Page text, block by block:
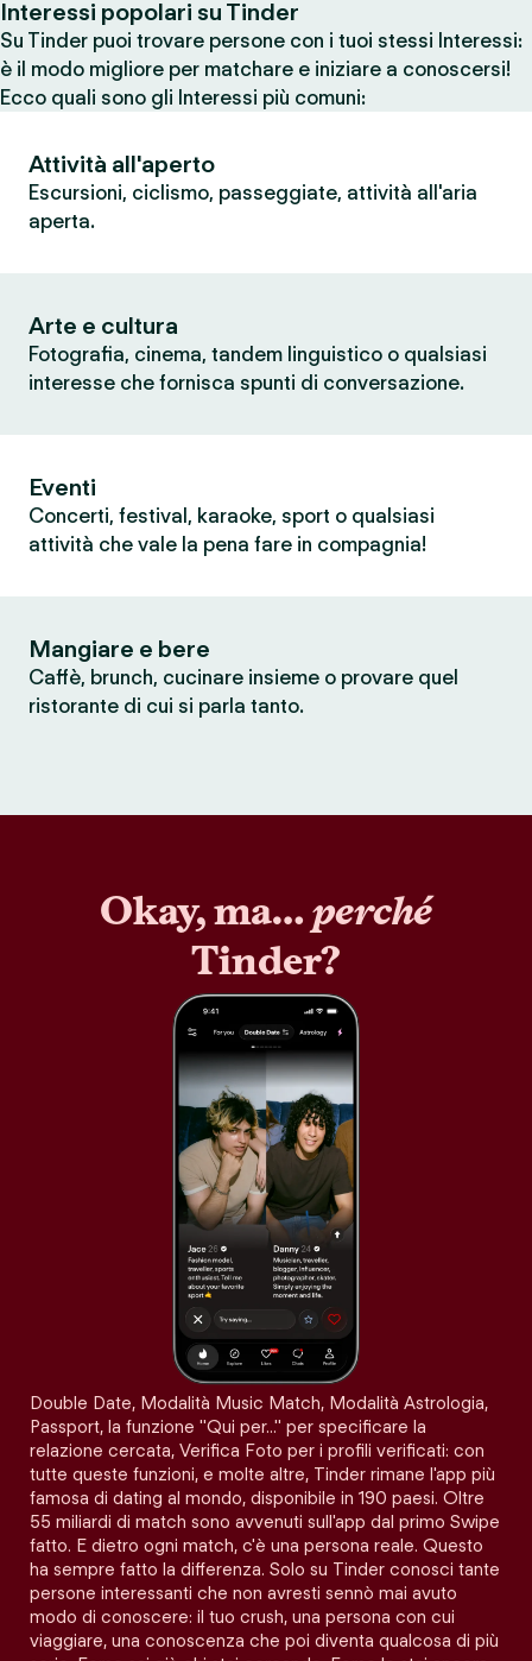
Interessi popolari su Tinder
Su Tinder puoi trovare persone con i tuoi stessi Interessi:
è il modo migliore per matchare e iniziare a conoscersi!
Ecco quali sono gli Interessi più comuni:
Attività all'aperto
Escursioni, ciclismo, passeggiate, attività all'aria
aperta.
Arte e cultura
Fotografia, cinema, tandem linguistico o qualsiasi
interesse che fornisca spunti di conversazione.
Eventi
Concerti, festival, karaoke, sport o qualsiasi
attività che vale la pena fare in compagnia!
Mangiare e bere
Caffè, brunch, cucinare insieme o provare quel
ristorante di cui si parla tanto.
Okay, ma…perché
Tinder?
Double Date, Modalità Music Match, Modalità Astrologia,
Passport, la funzione "Qui per…" per specificare la
relazione cercata, Verifica Foto per i profili verificati: con
tutte queste funzioni, e molte altre, Tinder rimane l'app più
famosa di dating al mondo, disponibile in 190 paesi. Oltre
55 miliardi di match sono avvenuti sull'app dal primo Swipe
fatto. E dietro ogni match, c'è una persona reale. Questo
ha sempre fatto la differenza. Solo su Tinder conosci tante
persone interessanti che non avresti sennò mai avuto
modo di conoscere: il tuo crush, una persona con cui
viaggiare, una conoscenza che poi diventa qualcosa di più